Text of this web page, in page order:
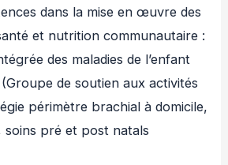
dans la mise en œuvre des
et nutrition communautaire :
des maladies de l’enfant
de soutien aux activités
périmètre brachial à domicile,
soins pré et post natals